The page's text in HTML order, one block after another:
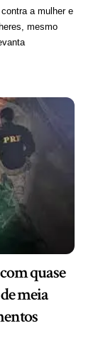
a mulher e
mesmo
quase
meia